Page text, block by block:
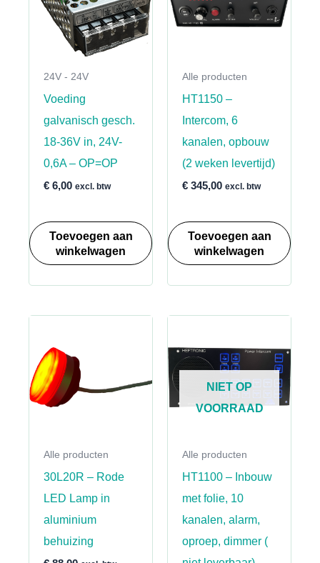
24V - 24V
Voeding
galvanisch gesch.
18-36V in, 24V-
0,6A – OP=OP
€6,00 excl. btw
Toevoegen aan
winkelwagen
Alle producten
HT1150 –
Intercom, 6
kanalen, opbouw
(2 weken levertijd)
€345,00 excl. btw
Toevoegen aan
winkelwagen
Alle producten
30L20R – Rode
LED Lamp in
aluminium
behuizing
NIET OP
VOORRAAD
Alle producten
HT1100 – Inbouw
met folie, 10
kanalen, alarm,
oproep, dimmer (